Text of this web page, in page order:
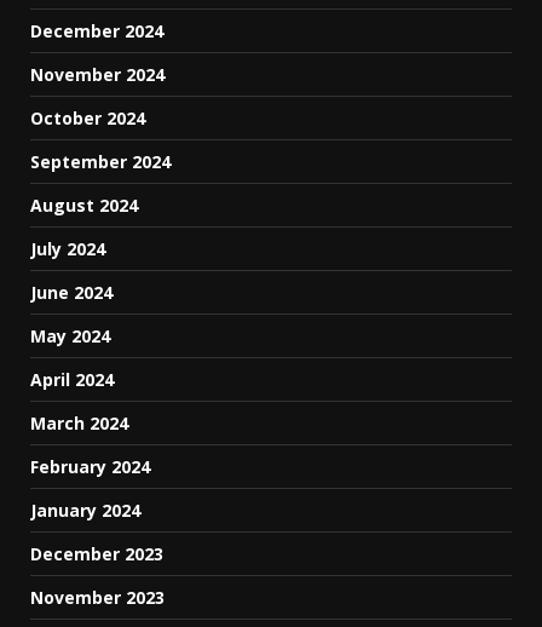
December 2024
November 2024
October 2024
September 2024
August 2024
July 2024
June 2024
May 2024
April 2024
March 2024
February 2024
January 2024
December 2023
November 2023